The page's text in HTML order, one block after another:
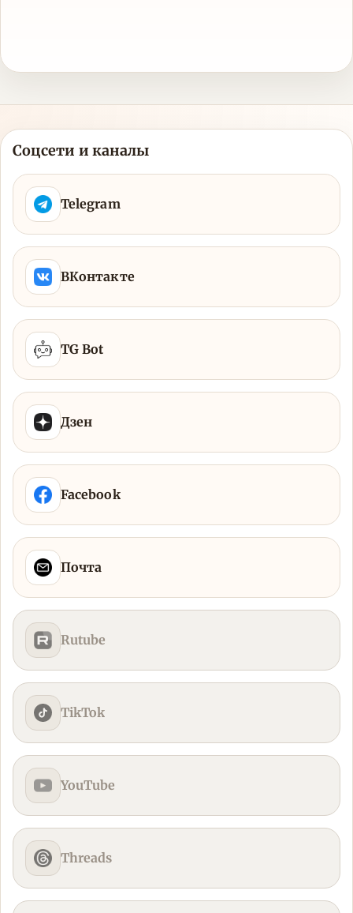
Соцсети и каналы
Telegram
ВКонтакте
TG Bot
Дзен
Facebook
Почта
Rutube
TikTok
YouTube
Threads